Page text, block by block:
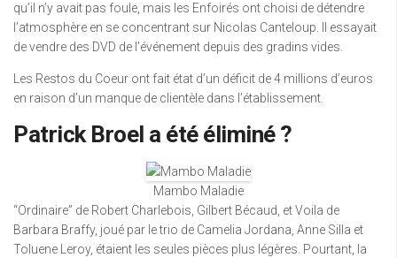
qu’il n’y avait pas foule, mais les Enfoirés ont choisi de détendre
l’atmosphère en se concentrant sur Nicolas Canteloup. Il essayait
de vendre des DVD de l’événement depuis des gradins vides.
Les Restos du Coeur ont fait état d’un déficit de 4 millions d’euros
en raison d’un manque de clientèle dans l’établissement.
Patrick Broel a été éliminé ?
Mambo Maladie
“Ordinaire” de Robert Charlebois, Gilbert Bécaud, et Voila de
Barbara Braffy, joué par le trio de Camelia Jordana, Anne Silla et
Toluene Leroy, étaient les seules pièces plus légères. Pourtant, la